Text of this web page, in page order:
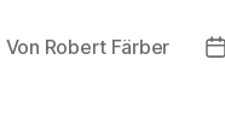
Von Robert Färber